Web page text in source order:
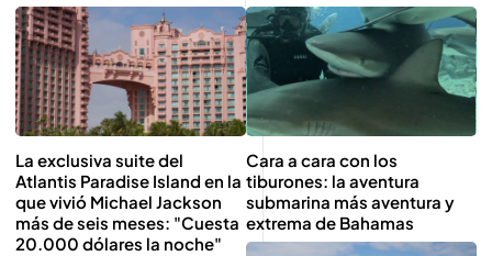
La exclusiva suite del
Atlantis Paradise Island en la
que vivió Michael Jackson
más de seis meses: "Cuesta
20.000 dólares la noche"
Cara a cara con los
tiburones: la aventura
submarina más aventura y
extrema de Bahamas